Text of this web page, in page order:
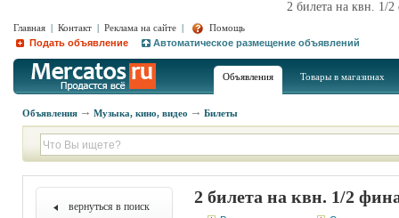
2 билета на квн. 1/
Главная | Контакт | Реклама на сайте |
Помощь
Подать объявление
Автоматическое размещение объявлений
Объявления Товары в магазинах
Объявления Музыка, кино, видео Билеты
вернуться в поиск 2 билета на квн. 1/2